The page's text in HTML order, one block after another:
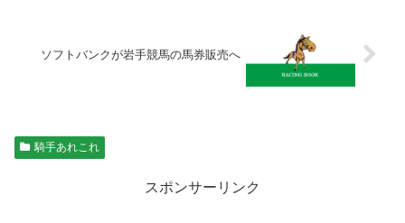
ソフトバンクが岩手競馬の馬券販売へ
騎手あれこれ
スポンサーリンク